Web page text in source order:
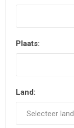
Plaats:
Land: